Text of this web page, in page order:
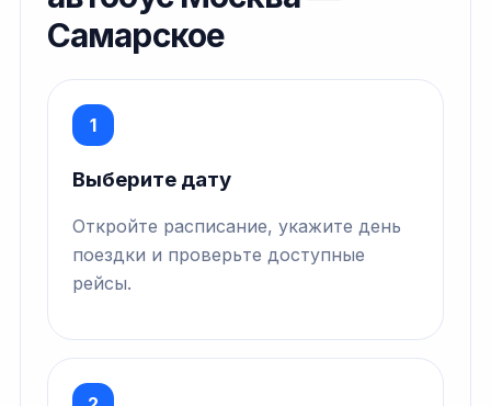
Самарское
1
Выберите дату
Откройте расписание, укажите день
поездки и проверьте доступные
рейсы.